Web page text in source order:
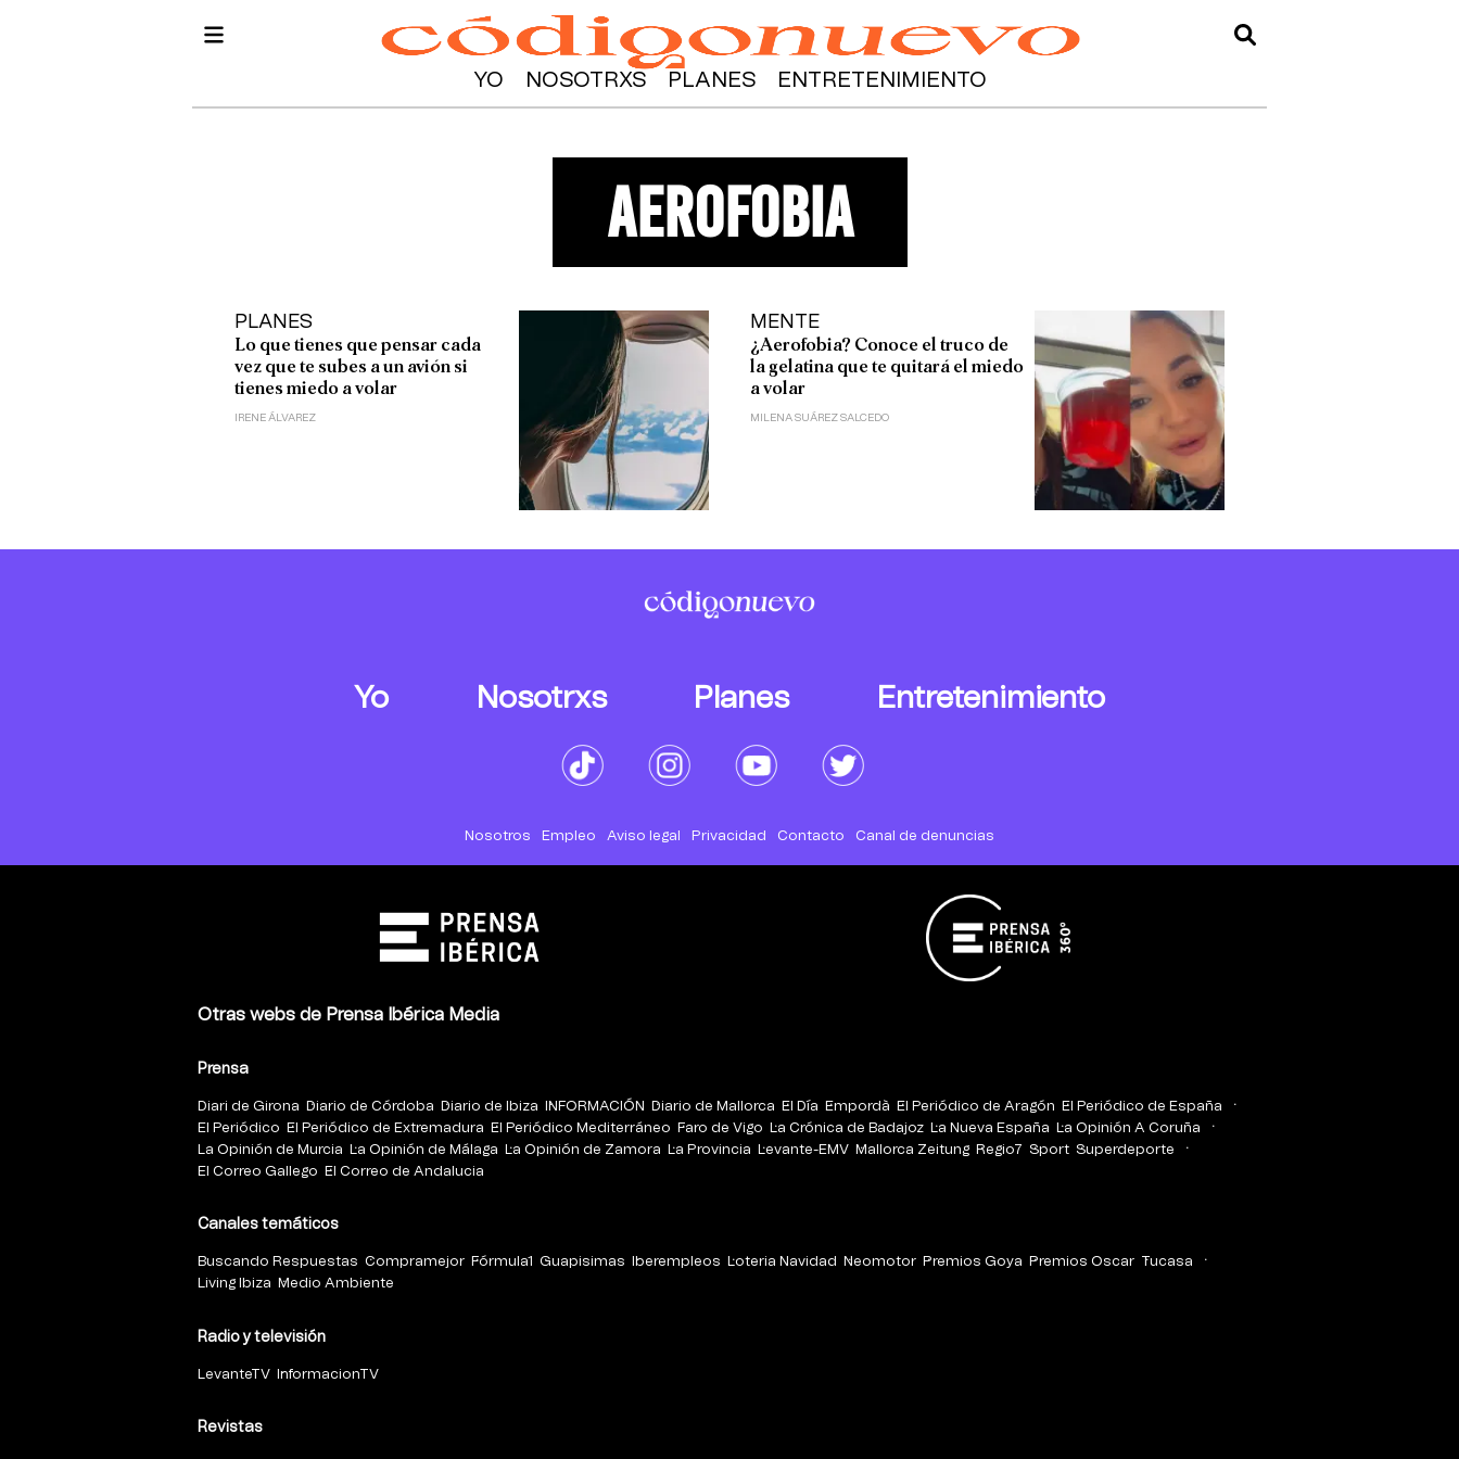
YO NOSOTRXS PLANES ENTRETENIMIENTO
aerofobia
PLANES
Lo que tienes que pensar cada
vez que te subes a un avión si
tienes miedo a volar
IRENE ÁLVAREZ
MENTE
¿Aerofobia? Conoce el truco de
la gelatina que te quitará el miedo
a volar
MILENA SUÁREZ SALCEDO
Yo Nosotrxs Planes Entretenimiento
Nosotros Empleo Aviso legal Privacidad Contacto Canal de denuncias
Otras webs de Prensa Ibérica Media
Prensa
Diari de Girona Diario de Córdoba Diario de Ibiza INFORMACIÓN Diario de Mallorca El Día Empordà El Periódico de Aragón
El Periódico de España
El Periódico
El Periódico de Extremadura El Periódico Mediterráneo Faro de Vigo La Crónica de Badajoz La Nueva España
La Opinión A Coruña
La Opinión de Murcia
La Opinión de Málaga La Opinión de Zamora La Provincia Levante-EMV Mallorca Zeitung Regio7 Sport Superdeporte
El Correo Gallego
El Correo de Andalucia
Canales temáticos
Buscando Respuestas Compramejor Fórmula1 Guapisimas Iberempleos Loteria Navidad Neomotor Premios Goya Premios Oscar
Tucasa
Living Ibiza
Medio Ambiente
Radio y televisión
LevanteTV InformacionTV
Revistas